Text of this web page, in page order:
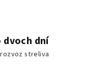
dvoch dní
streliva